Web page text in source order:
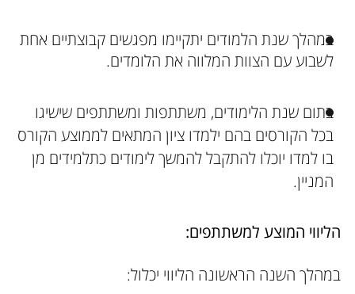
במהלך שנת הלמודים יתקיימו מפגשים קבוצתיים אחת
לשבוע עם הצוות המלווה את הלומדים.
בתום שנת הלימודים, משתתפות ומשתתפים שישיגו
בכל הקורסים בהם ילמדו ציון המתאים לממוצע הקורס
בו למדו יוכלו להתקבל להמשך לימודים כתלמידים מן
המניין.
הליווי המוצע למשתתפים:
במהלך השנה הראשונה הליווי יכלול: